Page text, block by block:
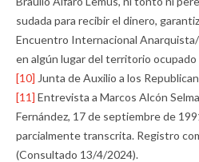
sudada para recibir el dinero,
Encuentro Internacional
en algún lugar del territorio
[10] Junta de Auxilio a los
[11] Entrevista a Marcos Alcón
Fernández, 17 de septiembre de
parcialmente transcrita. Registro
(Consultado 13/4/2024).